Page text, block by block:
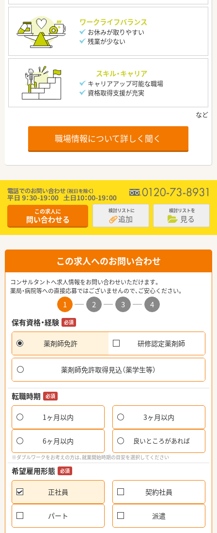
ワークライフバランス
お休みが取りやすい
残業が少ない
スキル・キャリア
キャリアアップ可能な職場
資格取得支援が充実
職場情報について詳しく聞く
この求人に
問い合わせる
検討リストに
追加
検討リストを
見る
この求人へのお問い合わせ
コンサルタントへ求人情報をお問い合わせいただけます。
薬局・病院等への直接応募ではございませんので、ご安心ください。
1 2 3
4
保有資格・経験
必須
薬剤師免許 研修認定薬剤師
薬剤師免許取得見込（薬学生等）
転職時期 必須
1ヶ月以内 3ヶ月以内
6ヶ月以内 良いところがあれば
※ダブルワークをお考えの方は、就業開始時期の目安を選択してください
希望雇用形態 必須
正社員 契約社員
パート 派遣